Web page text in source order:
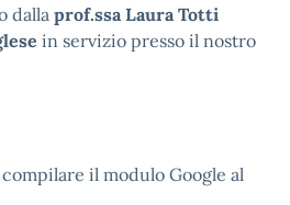
dalla prof.ssa Laura Totti
in servizio presso il nostro
il modulo Google al